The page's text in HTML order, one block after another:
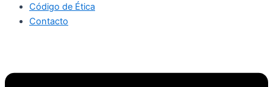
Código de Ética
Contacto